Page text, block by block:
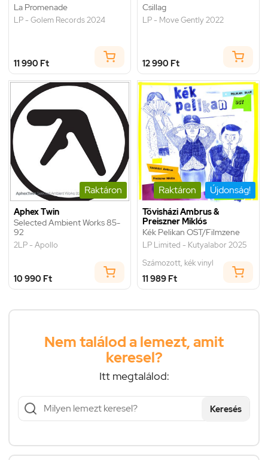
La Promenade
LP - Golem Records 2024
11 990 Ft
Csillag
LP - Move Gently 2022
12 990 Ft
Raktáron
Aphex Twin
Selected Ambient Works 85-
92
2LP - Apollo
10 990 Ft
Raktáron Újdonság!
Tövisházi Ambrus &
Preiszner Miklós
Kék Pelikan OST/Filmzene
LP Limited - Kutyalabor 2025
Számozott, kék vinyl
11 989 Ft
Nem találod a lemezt, amit
keresel?
Itt megtalálod:
Keresés